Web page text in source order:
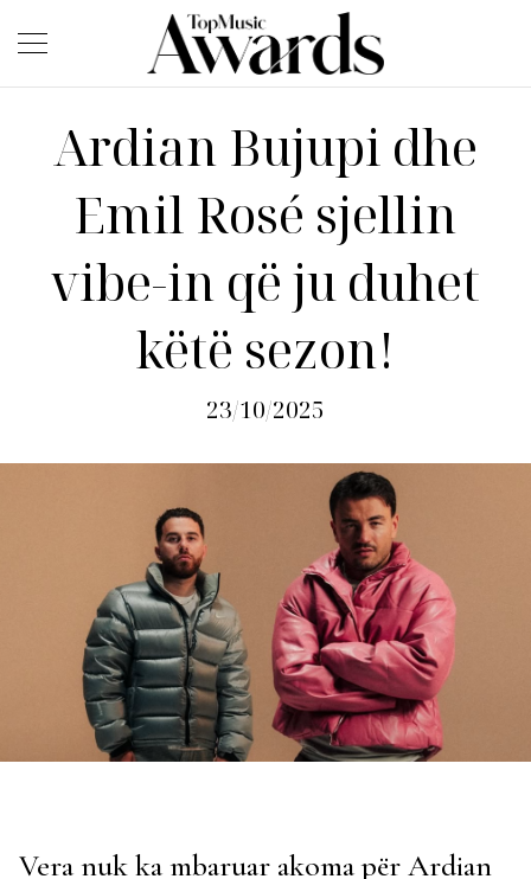
Ardian Bujupi dhe
Emil Rosé sjellin
vibe-in që ju duhet
këtë sezon!
23/10/2025
Vera nuk ka mbaruar akoma për Ardian